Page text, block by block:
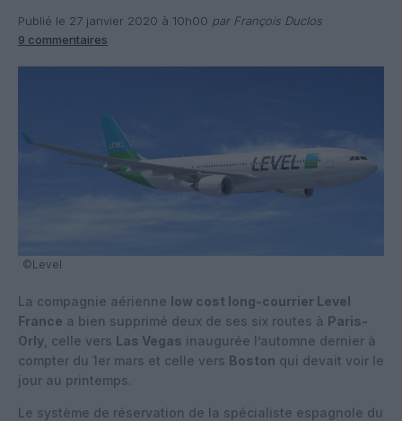
Publié le 27 janvier 2020 à 10h00 par François Duclos
9 commentaires
©Level
La compagnie aérienne low cost long-courrier Level
France a bien supprimé deux de ses six routes à Paris-
Orly , celle vers Las Vegas inaugurée l’automne dernier à
compter du 1er mars et celle vers Boston qui devait voir le
jour au printemps.
Le système de réservation de la spécialiste espagnole du